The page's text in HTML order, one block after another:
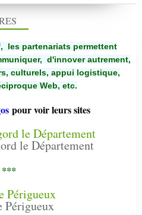
les partenariats permettent
d'innover autrement,
culturels, appui logistique,
Web, etc.
pour voir leurs sites
le Département
***
Périgueux